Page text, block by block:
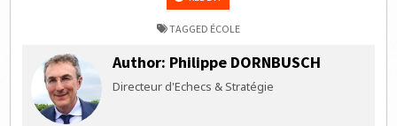
TAGGED ÉCOLE
Author: Philippe DORNBUSCH
Directeur d'Echecs & Stratégie